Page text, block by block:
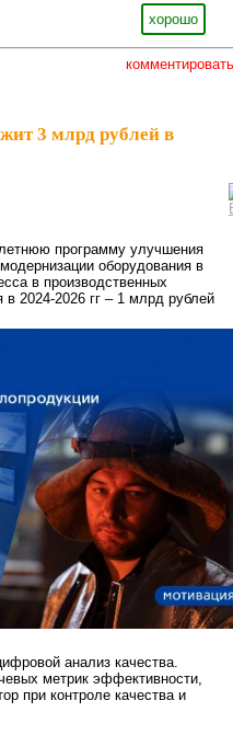
хорошо
комментировать
3 млрд рублей в
программу улучшения
оборудования в
в производственных
2024-2026 гг – 1 млрд рублей
анализ качества.
метрик эффективности,
при контроле качества и